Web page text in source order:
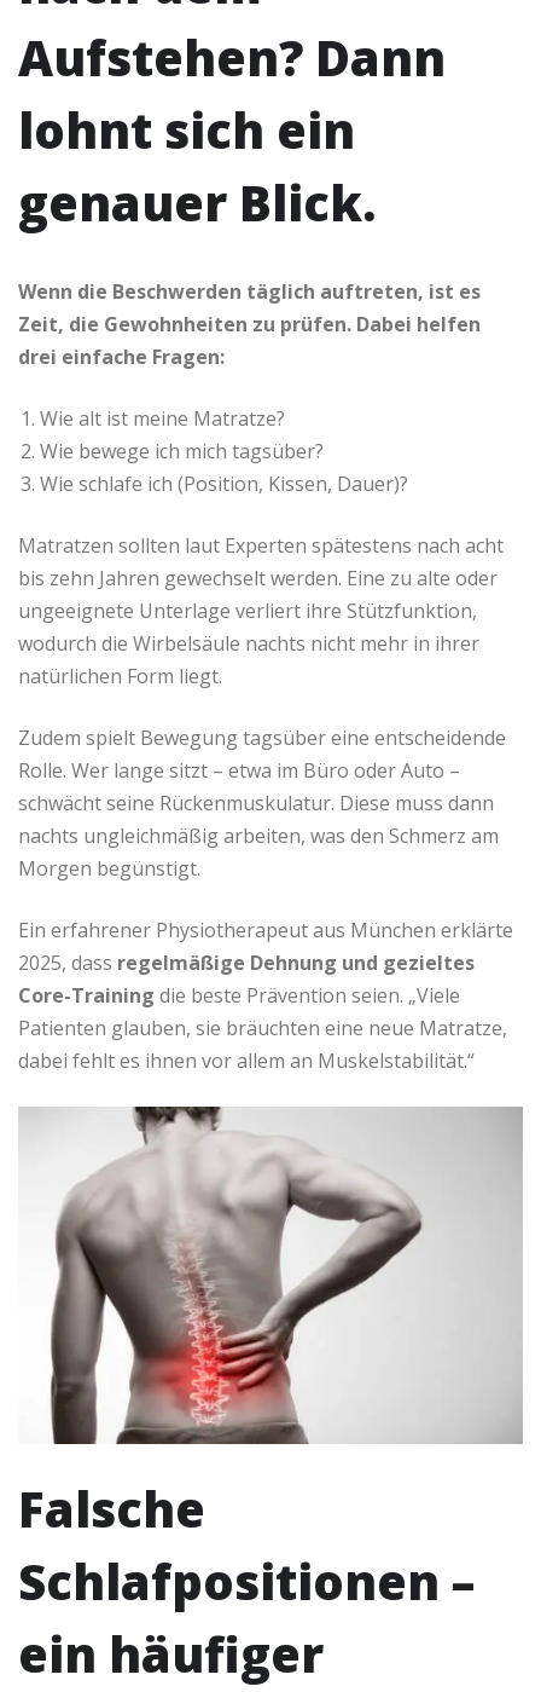
Aufstehen? Dann
lohnt sich ein
genauer Blick.
Wenn die Beschwerden täglich auftreten, ist es
Zeit, die Gewohnheiten zu prüfen. Dabei helfen
drei einfache Fragen:
Wie alt ist meine Matratze?
Wie bewege ich mich tagsüber?
Wie schlafe ich (Position, Kissen, Dauer)?
Matratzen sollten laut Experten spätestens nach acht
bis zehn Jahren gewechselt werden. Eine zu alte oder
ungeeignete Unterlage verliert ihre Stützfunktion,
wodurch die Wirbelsäule nachts nicht mehr in ihrer
natürlichen Form liegt.
Zudem spielt Bewegung tagsüber eine entscheidende
Rolle. Wer lange sitzt – etwa im Büro oder Auto –
schwächt seine Rückenmuskulatur. Diese muss dann
nachts ungleichmäßig arbeiten, was den Schmerz am
Morgen begünstigt.
Ein erfahrener Physiotherapeut aus München erklärte
2025, dass regelmäßige Dehnung und gezieltes
Core-Training die beste Prävention seien. „Viele
Patienten glauben, sie bräuchten eine neue Matratze,
dabei fehlt es ihnen vor allem an Muskelstabilität.“
Falsche
Schlafpositionen –
ein häufiger